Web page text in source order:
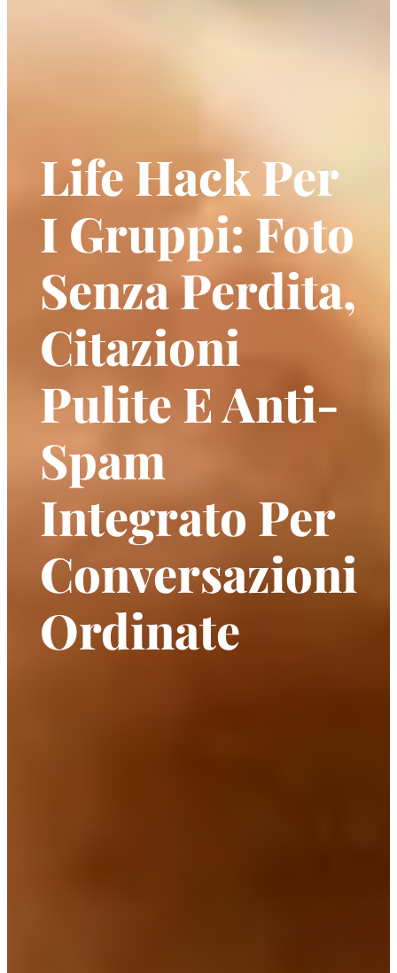
Life Hack Per
I Gruppi: Foto
Senza Perdita,
Citazioni
Pulite E Anti-
Spam
Integrato Per
Conversazioni
Ordinate